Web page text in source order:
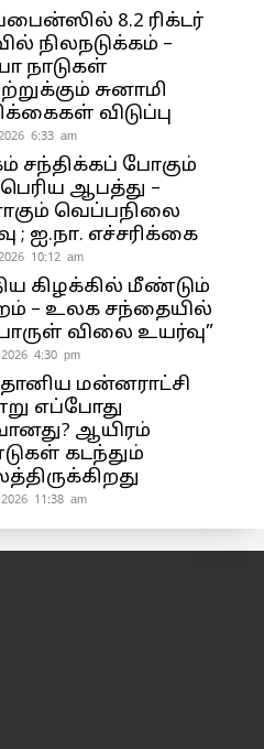
8.2 ரிக்டர்
நிலநடுக்கம் –
நாடுகள்
சுனாமி
விடுப்பு
6:33 am
சந்திக்கப் போகும்
ஆபத்து –
வெப்பநிலை
; ஐ.நா. எச்சரிக்கை
10:12 am
கிழக்கில் மீண்டும்
– உலக சந்தையில்
விலை உயர்வு”
4:30 pm
மன்னராட்சி
எப்போது
ஆயிரம்
கடந்தும்
11:38 am